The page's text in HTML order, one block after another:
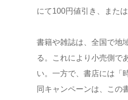
にて100円値引き、また
書籍や雑誌は、全国で地
る。これにより小売側で
い。一方で、書店には「
同キャンペーンは、この